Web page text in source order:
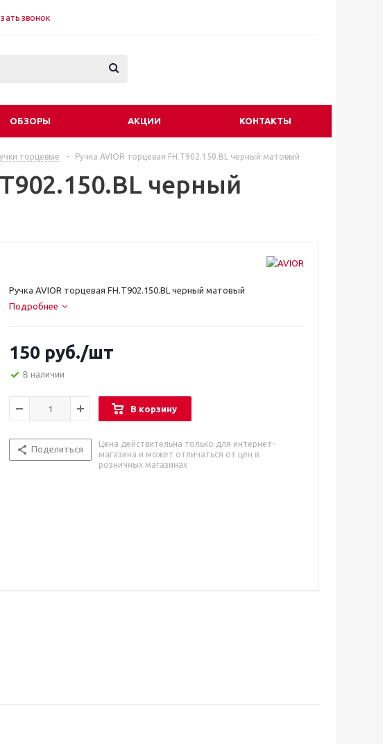
звонок
ОБЗОРЫ АКЦИИ КОНТАКТЫ
торцевые - Ручка AVIOR торцевая FH.Т902.150.BL черный матовый
черный
Ручка AVIOR торцевая FH.Т902.150.BL черный матовый
Подробнее
150 руб./шт
В наличии
В корзину
Поделиться
Цена действительна только для интернет-
магазина и может отличаться от цен в
розничных магазинах